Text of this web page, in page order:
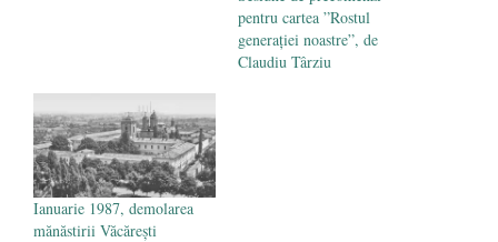
pentru cartea ”Rostul
generației noastre”, de
Claudiu Târziu
Ianuarie 1987, demolarea
mănăstirii Văcărești